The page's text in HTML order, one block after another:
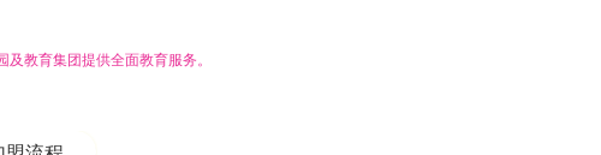
教育集团提供全面教育服务。